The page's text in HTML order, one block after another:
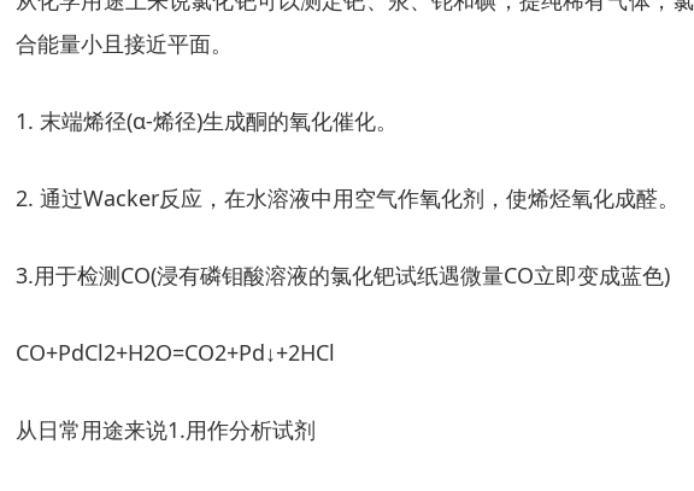
合能量小且接近平面。
1. 末端烯径(α-烯径)生成酮的氧化催化。
2. 通过Wacker反应，在水溶液中用空气作氧化剂，使烯烃氧化成醛。
3.用于检测CO(浸有磷钼酸溶液的氯化钯试纸遇微量CO立即变成蓝色)
CO+PdCl2+H2O=CO2+Pd↓+2HCl
从日常用途来说1.用作分析试剂